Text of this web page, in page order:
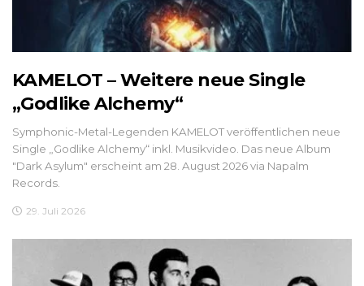
KAMELOT – Weitere neue Single
„Godlike Alchemy“
Symphonic-Metal-Legenden KAMELOT veröffentlichen neue
Single „Godlike Alchemy“ inkl. Musikvideo. Das neue Album
"Dark Asylum" erscheint am 28. August 2026 via Napalm
Records.
29. Juli 2026